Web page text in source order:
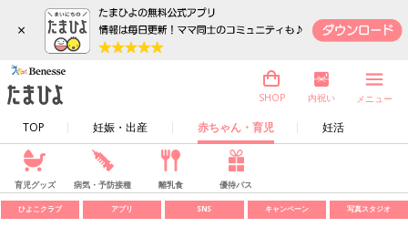
×
TOP 妊娠・出産 赤ちゃん・育児 妊活
SHOP 内祝い メニュー
育児グッズ 病気・予防接種 離乳食 優待パス
ひよこクラブ アプリ SNS キャンペーン 写真スタジオ